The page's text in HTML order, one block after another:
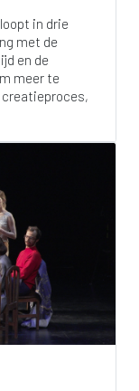
in drie
met de
en de
meer te
creatieproces,